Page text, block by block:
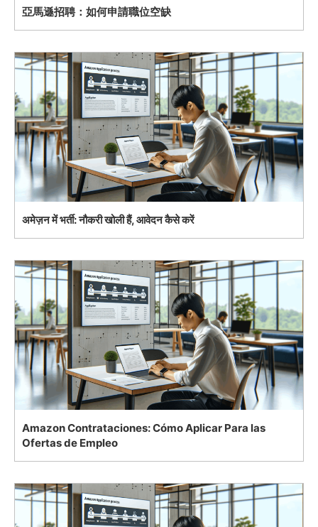
亞馬遜招聘：如何申請職位空缺
अमेज़न में भर्ती: नौकरी खोली हैं, आवेदन कैसे करें
Amazon Contrataciones: Cómo Aplicar Para las
Ofertas de Empleo